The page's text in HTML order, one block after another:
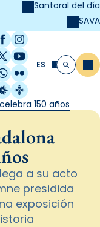
Santoral del día
SAVA
Instagram
/ Twitter
YouTube
Flickr
Estel
Catalunya
ES Buscar
150 años
a su acto
presidida
exposición